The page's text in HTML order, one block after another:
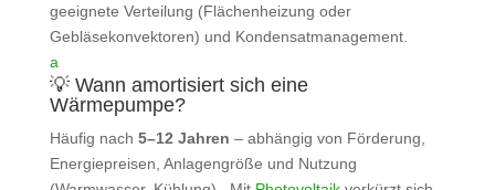
geeignete Verteilung (Flächenheizung oder
Gebläsekonvektoren) und Kondensatmanagement.
a
💡 Wann amortisiert sich eine
Wärmepumpe?
Häufig nach 5–12 Jahren – abhängig von Förderung,
Energiepreisen, Anlagengröße und Nutzung